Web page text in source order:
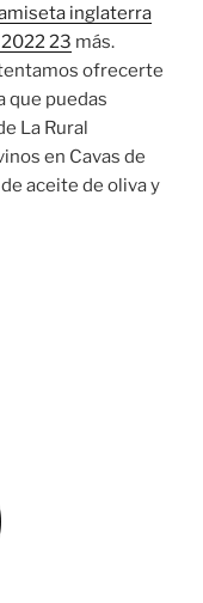
inglaterra
23 más.
ofrecerte
que puedas
La Rural
en Cavas de
aceite de oliva y